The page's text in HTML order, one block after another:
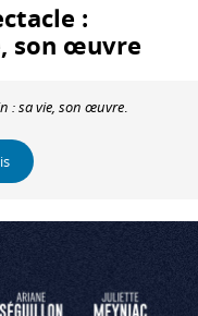
:
son œuvre
: sa vie, son œuvre.